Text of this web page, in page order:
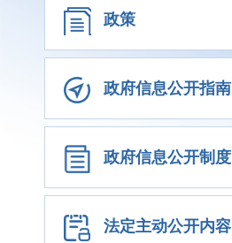
政策
政府信息公开指南
政府信息公开制度
法定主动公开内容